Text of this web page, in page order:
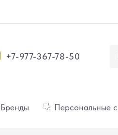
+7-977-367-78-50
Бренды Персональные